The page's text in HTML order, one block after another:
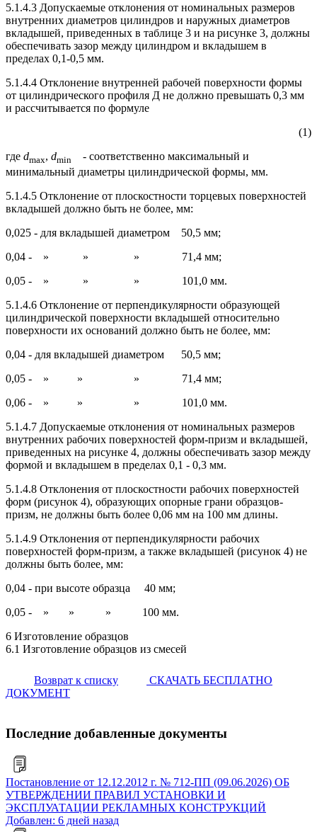
5.1.4.3 Допускаемые отклонения от номинальных размеров
внутренних диаметров цилиндров и наружных диаметров
вкладышей, приведенных в таблице 3 и на рисунке 3, должны
обеспечивать зазор между цилиндром и вкладышем в
пределах 0,1-0,5 мм.
5.1.4.4 Отклонение внутренней рабочей поверхности формы
от цилиндрического профиля Д не должно превышать 0,3 мм
и рассчитывается по формуле
(1)
где dmax, dmin - соответственно максимальный и
минимальный диаметры цилиндрической формы, мм.
5.1.4.5 Отклонение от плоскостности торцевых поверхностей
вкладышей должно быть не более, мм:
0,025 - для вкладышей диаметром 50,5 мм;
0,04 - » » » 71,4 мм;
0,05 - » » » 101,0 мм.
5.1.4.6 Отклонение от перпендикулярности образующей
цилиндрической поверхности вкладышей относительно
поверхности их оснований должно быть не более, мм:
0,04 - для вкладышей диаметром 50,5 мм;
0,05 - » » » 71,4 мм;
0,06 - » » » 101,0 мм.
5.1.4.7 Допускаемые отклонения от номинальных размеров
внутренних рабочих поверхностей форм-призм и вкладышей,
приведенных на рисунке 4, должны обеспечивать зазор между
формой и вкладышем в пределах 0,1 - 0,3 мм.
5.1.4.8 Отклонения от плоскостности рабочих поверхностей
форм (рисунок 4), образующих опорные грани образцов-
призм, не должны быть более 0,06 мм на 100 мм длины.
5.1.4.9 Отклонения от перпендикулярности рабочих
поверхностей форм-призм, а также вкладышей (рисунок 4) не
должны быть более, мм:
0,04 - при высоте образца 40 мм;
0,05 - » » » 100 мм.
6 Изготовление образцов
6.1 Изготовление образцов из смесей
Возврат к списку
СКАЧАТЬ БЕСПЛАТНО
ДОКУМЕНТ
Последние добавленные документы
Постановление от 12.12.2012 г. № 712-ПП (09.06.2026) ОБ
УТВЕРЖДЕНИИ ПРАВИЛ УСТАНОВКИ И
ЭКСПЛУАТАЦИИ РЕКЛАМНЫХ КОНСТРУКЦИЙ
Добавлен: 6 дней назад